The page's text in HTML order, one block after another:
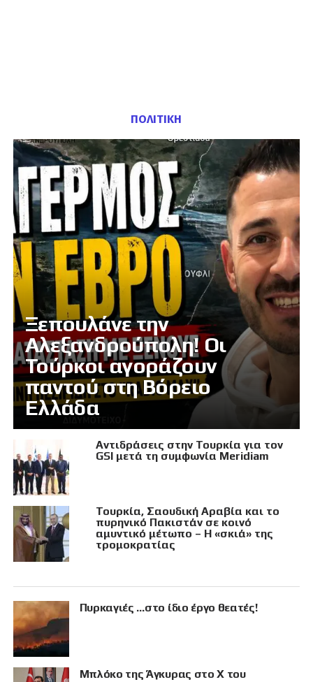
ΠΟΛΙΤΙΚΗ
Ξεπουλάνε την
Αλεξανδρούπολη! Οι
Τούρκοι αγοράζουν
παντού στη Βόρειο
Ελλάδα
Αντιδράσεις στην Τουρκία για τον
GSI μετά τη συμφωνία Meridiam
Τουρκία, Σαουδική Αραβία και το
πυρηνικό Πακιστάν σε κοινό
αμυντικό μέτωπο – Η «σκιά» της
τρομοκρατίας
Πυρκαγιές …στο ίδιο έργο θεατές!
Μπλόκο της Άγκυρας στο X του